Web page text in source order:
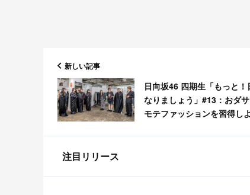
新しい記事
日向坂46 四期生「もっと！
なりましょう」#13：おダサ
モテファッションを習得し
注目リリース